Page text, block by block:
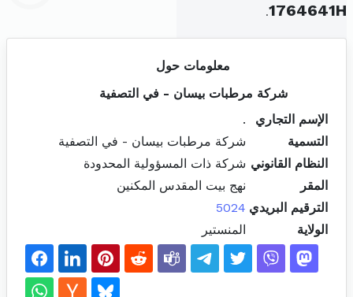
1764641H
.
معلومات حول
شركة مرطبات بيسان - في التصفية
الإسم التجاري
.
التسمية
شركة مرطبات بيسان - في التصفية
النظام القانوني شركة ذات المسؤولية المحدودة
المقر
نهج بيت المقدس المكنين
الترقيم البريدي 5024
الولاية
المنستير